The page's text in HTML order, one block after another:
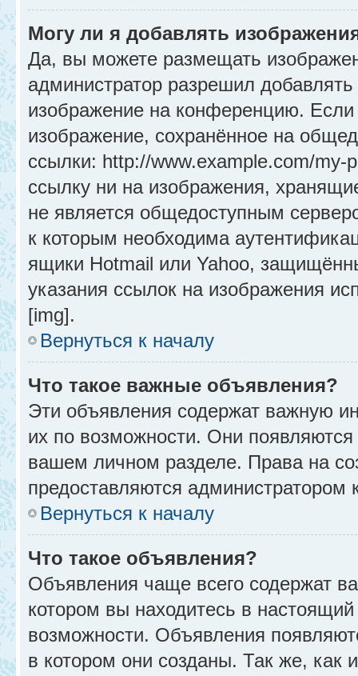
Могу ли я добавлять
Да, вы можете размещать
администратор разрешил
изображение на конференцию.
изображение, сохранённое на
ссылки: http://www.example.com/
ссылку ни на изображения,
не является общедоступным
к которым необходима
ящики Hotmail или Yahoo,
указания ссылок на изображения
[img].
Вернуться к началу
Что такое важные объявления?
Эти объявления содержат важную
их по возможности. Они
вашем личном разделе. Права на
предоставляются администратором
Вернуться к началу
Что такое объявления?
Объявления чаще всего содержат
котором вы находитесь в
возможности. Объявления
в котором они созданы. Так же,